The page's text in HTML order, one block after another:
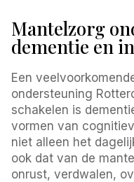
Mantelzorg
dementie en
Een
ondersteuning
schakelen is
vormen van
niet alleen het
ook dat van de
onrust, verdwalen,